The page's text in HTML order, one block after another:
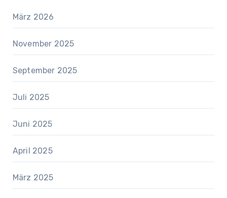
März 2026
November 2025
September 2025
Juli 2025
Juni 2025
April 2025
März 2025